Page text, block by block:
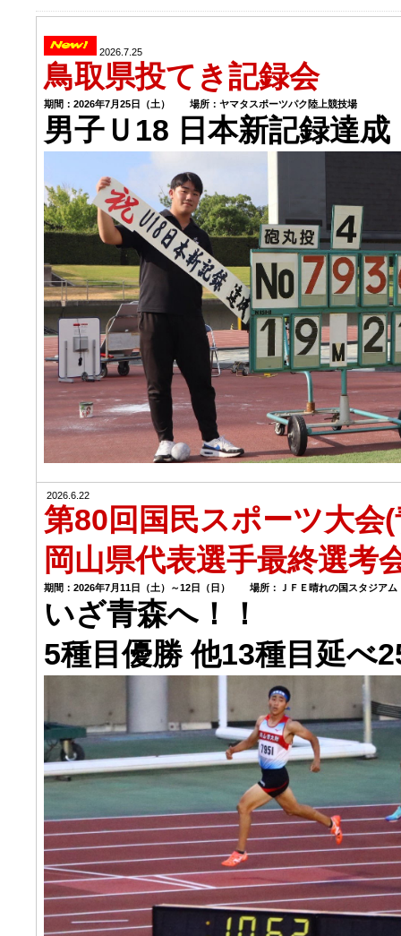
2026.7.25
鳥取県投てき記録会
期間：2026年7月25日（土） 場所：ヤマタスポーツパク陸上競技場
男子Ｕ18 日本新記録達成
2026.6.22
第80回国民スポーツ大会
岡山県代表選手最終選考
期間：2026年7月11日（土）～12日（日） 場所：ＪＦＥ晴れの国スタジアム
いざ青森へ！！
5種目優勝 他13種目延べ